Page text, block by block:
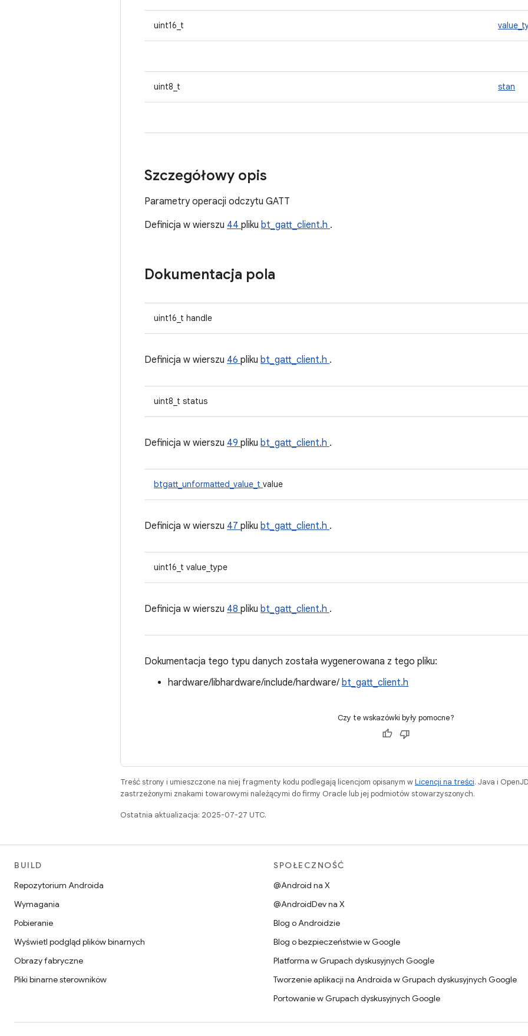
uint16_t
uint8_t stan
Szczegółowy opis
Parametry operacji odczytu GATT
Definicja w wierszu 44 pliku bt_gatt_client.h .
Dokumentacja pola
uint16_t handle
Definicja w wierszu 46 pliku bt_gatt_client.h .
uint8_t status
Definicja w wierszu 49 pliku bt_gatt_client.h .
btgatt_unformatted_value_t value
Definicja w wierszu 47 pliku bt_gatt_client.h .
uint16_t value_type
Definicja w wierszu 48 pliku bt_gatt_client.h .
Dokumentacja tego typu danych została wygenerowana z tego pliku:
hardware/libhardware/include/hardware/ bt_gatt_client.h
Czy te wskazówki były pomocne?
Treść strony i umieszczone na niej fragmenty kodu podlegają licencjom opisanym wLicencji na treści. Java i
zastrzeżonymi znakami towarowymi należącymi do firmy Oracle lub jej podmiotów stowarzyszonych.
Ostatnia aktualizacja: 2025-07-27 UTC.
BUILD
Repozytorium Androida
Wymagania
Pobieranie
Wyświetl podgląd plików binarnych
Obrazy fabryczne
Pliki binarne sterowników
SPOŁECZNOŚĆ
@Android na X
@AndroidDev na X
Blog o Androidzie
Blog o bezpieczeństwie w Google
Platforma w Grupach dyskusyjnych Google
Tworzenie aplikacji na Androida w Grupach dyskusyjnych Google
Portowanie w Grupach dyskusyjnych Google